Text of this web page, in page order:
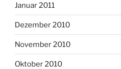
Januar 2011
Dezember 2010
November 2010
Oktober 2010